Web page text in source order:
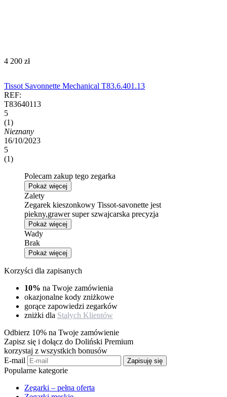
‍4 200‍ zł
Tissot Savonnette Mechanical T83.6.401.13
REF:
T83640113
5
(1)
Nieznany
16/10/2023
5
(1)
Polecam zakup tego zegarka
Pokaż więcej
Zalety
Zegarek kieszonkowy Tissot-savonette jest
piekny,grawer super szwajcarska precyzja
Pokaż więcej
Wady
Brak
Pokaż więcej
Korzyści dla zapisanych
10% na Twoje zamówienia
okazjonalne kody zniżkowe
gorące zapowiedzi zegarków
zniżki dla Stałych Klientów
Odbierz 10% na Twoje zamówienie
Zapisz się i dołącz do Doliński Premium
korzystaj z wszystkich bonusów
E-mail
Zapisuję się
Popularne kategorie
Zegarki – pełna oferta